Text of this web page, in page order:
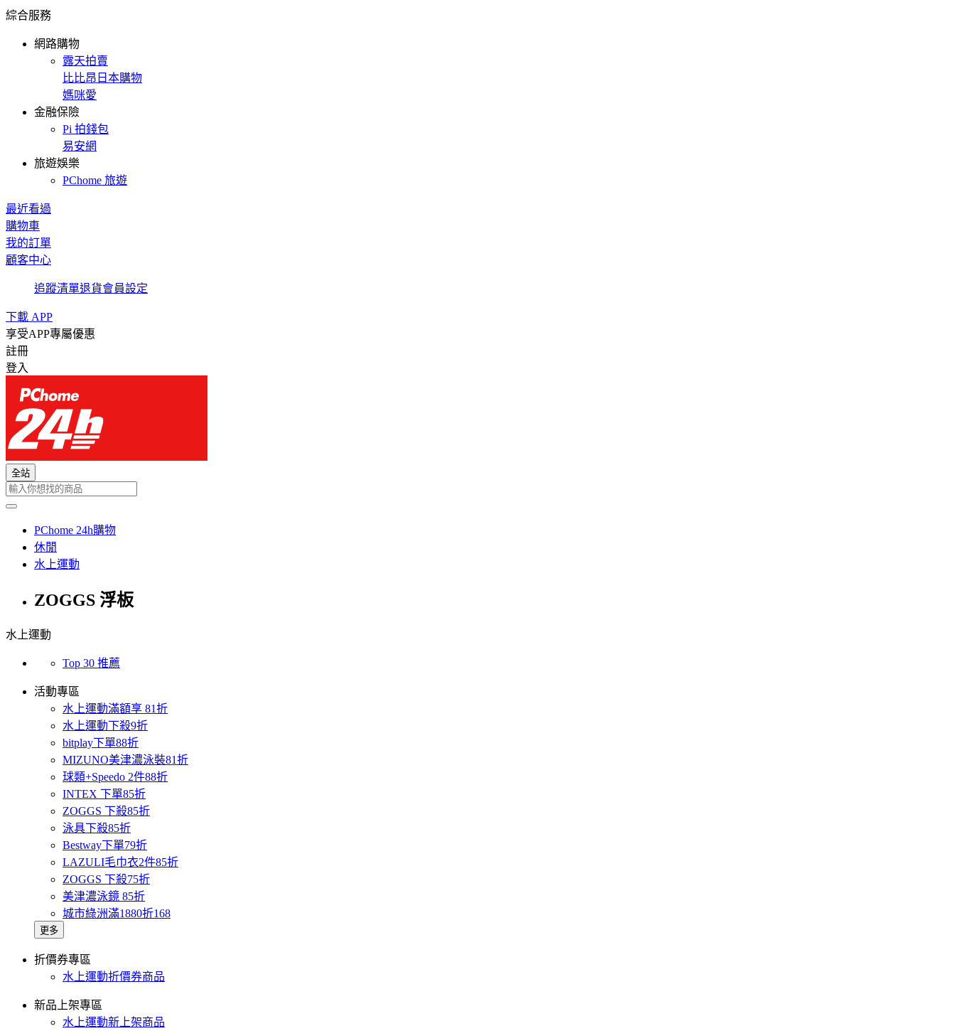
綜合服務
網路購物
露天拍賣
比比昂日本購物
媽咪愛
金融保險
Pi 拍錢包
易安網
旅遊娛樂
PChome 旅遊
最近看過
購物車
我的訂單
顧客中心
追蹤清單退貨會員設定
下載 APP
享受APP專屬優惠
註冊
登入
全站
PChome 24h購物
休閒
水上運動
ZOGGS 浮板
水上運動
Top 30 推薦
活動專區
水上運動滿額享 81折
水上運動下殺9折
bitplay下單88折
MIZUNO美津濃泳裝81折
球類+Speedo 2件88折
INTEX 下單85折
ZOGGS 下殺85折
泳具下殺85折
Bestway下單79折
LAZULI毛巾衣2件85折
ZOGGS 下殺75折
美津濃泳鏡 85折
城市綠洲滿1880折168
更多
折價券專區
水上運動折價券商品
新品上架專區
水上運動新上架商品